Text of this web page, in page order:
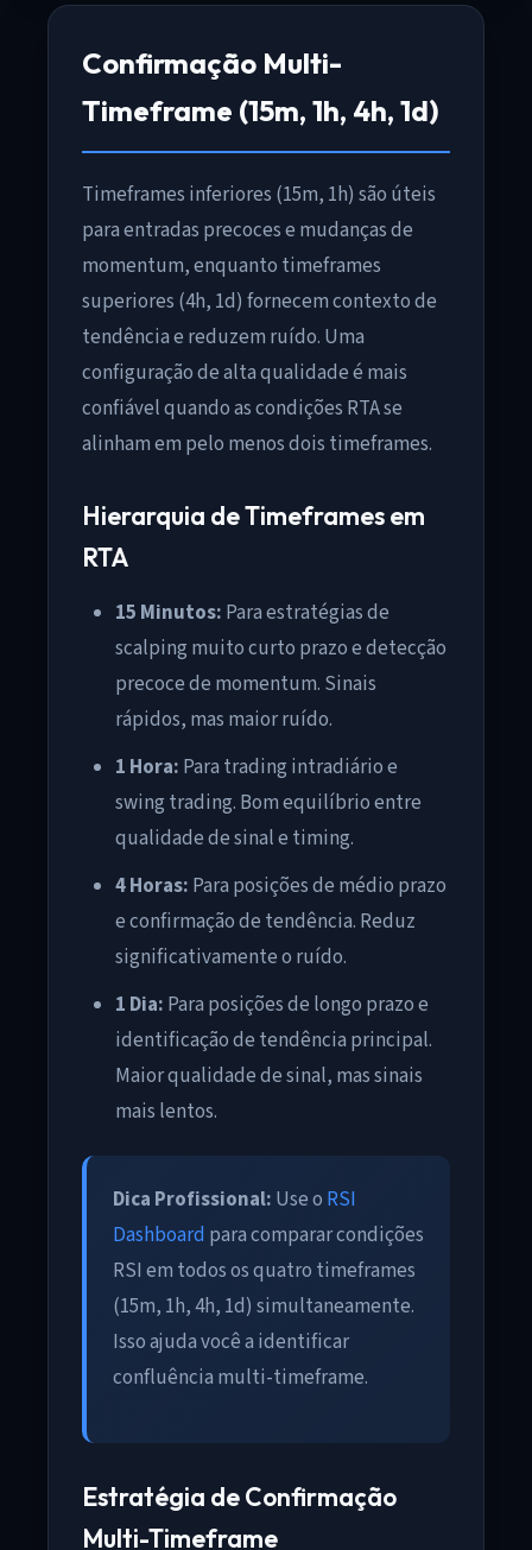
Confirmação Multi-
Timeframe (15m, 1h, 4h, 1d)
Timeframes inferiores (15m, 1h) são úteis
para entradas precoces e mudanças de
momentum, enquanto timeframes
superiores (4h, 1d) fornecem contexto de
tendência e reduzem ruído. Uma
configuração de alta qualidade é mais
confiável quando as condições RTA se
alinham em pelo menos dois timeframes.
Hierarquia de Timeframes em
RTA
15 Minutos: Para estratégias de
scalping muito curto prazo e detecção
precoce de momentum. Sinais
rápidos, mas maior ruído.
1 Hora: Para trading intradiário e
swing trading. Bom equilíbrio entre
qualidade de sinal e timing.
4 Horas: Para posições de médio prazo
e confirmação de tendência. Reduz
significativamente o ruído.
1 Dia: Para posições de longo prazo e
identificação de tendência principal.
Maior qualidade de sinal, mas sinais
mais lentos.
Dica Profissional: Use o RSI
Dashboard para comparar condições
RSI em todos os quatro timeframes
(15m, 1h, 4h, 1d) simultaneamente.
Isso ajuda você a identificar
confluência multi-timeframe.
Estratégia de Confirmação
Multi-Timeframe